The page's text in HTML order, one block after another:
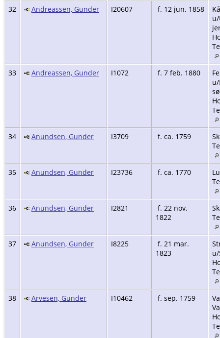
32 Andreassen, Gunder I20607 f. 12 jun. 1858
33 Andreassen, Gunder I1072 f. 7 feb. 1880
34 Anundsen, Gunder I3709 f. ca. 1759
35 Anundsen, Gunder I23736 f. ca. 1770
36 Anundsen, Gunder I2821
f. 22 nov.
1822
37 Anundsen, Gunder I8225
f. 21 mar.
1823
38 Arvesen, Gunder I10462 f. sep. 1759